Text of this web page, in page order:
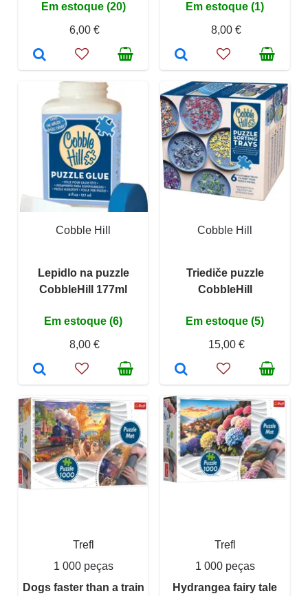
Em estoque (20)
6,00 €
Em estoque (1)
8,00 €
Cobble Hill
Lepidlo na puzzle
CobbleHill 177ml
Em estoque (6)
8,00 €
Cobble Hill
Triediče puzzle
CobbleHill
Em estoque (5)
15,00 €
Trefl
1 000 peças
Dogs faster than a train
Trefl
1 000 peças
Hydrangea fairy tale